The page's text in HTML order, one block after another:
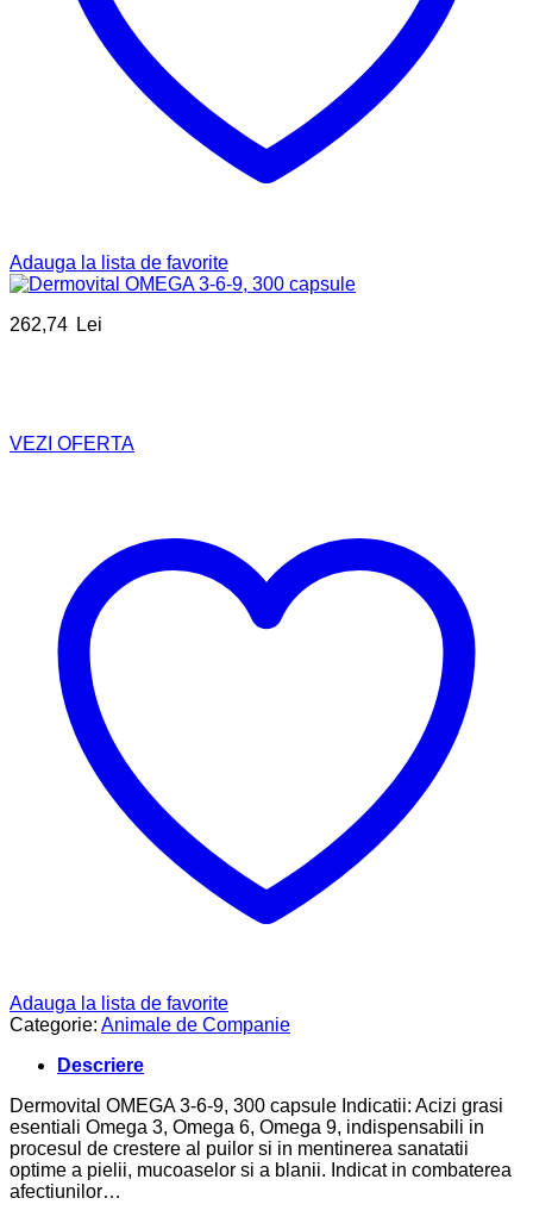
Adauga la lista de favorite
262,74 Lei
VEZI OFERTA
Adauga la lista de favorite
Categorie: Animale de Companie
Descriere
Dermovital OMEGA 3-6-9, 300 capsule Indicatii: Acizi grasi
esentiali Omega 3, Omega 6, Omega 9, indispensabili in
procesul de crestere al puilor si in mentinerea sanatatii
optime a pielii, mucoaselor si a blanii. Indicat in combaterea
afectiunilor…